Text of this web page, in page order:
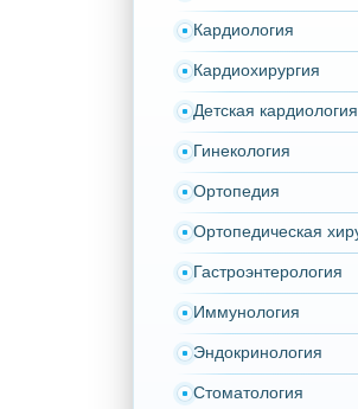
Кардиология
Кардиохирургия
Детская кардиология
Гинекология
Ортопедия
Ортопедическая
Гастроэнтерология
Иммунология
Эндокринология
Стоматология